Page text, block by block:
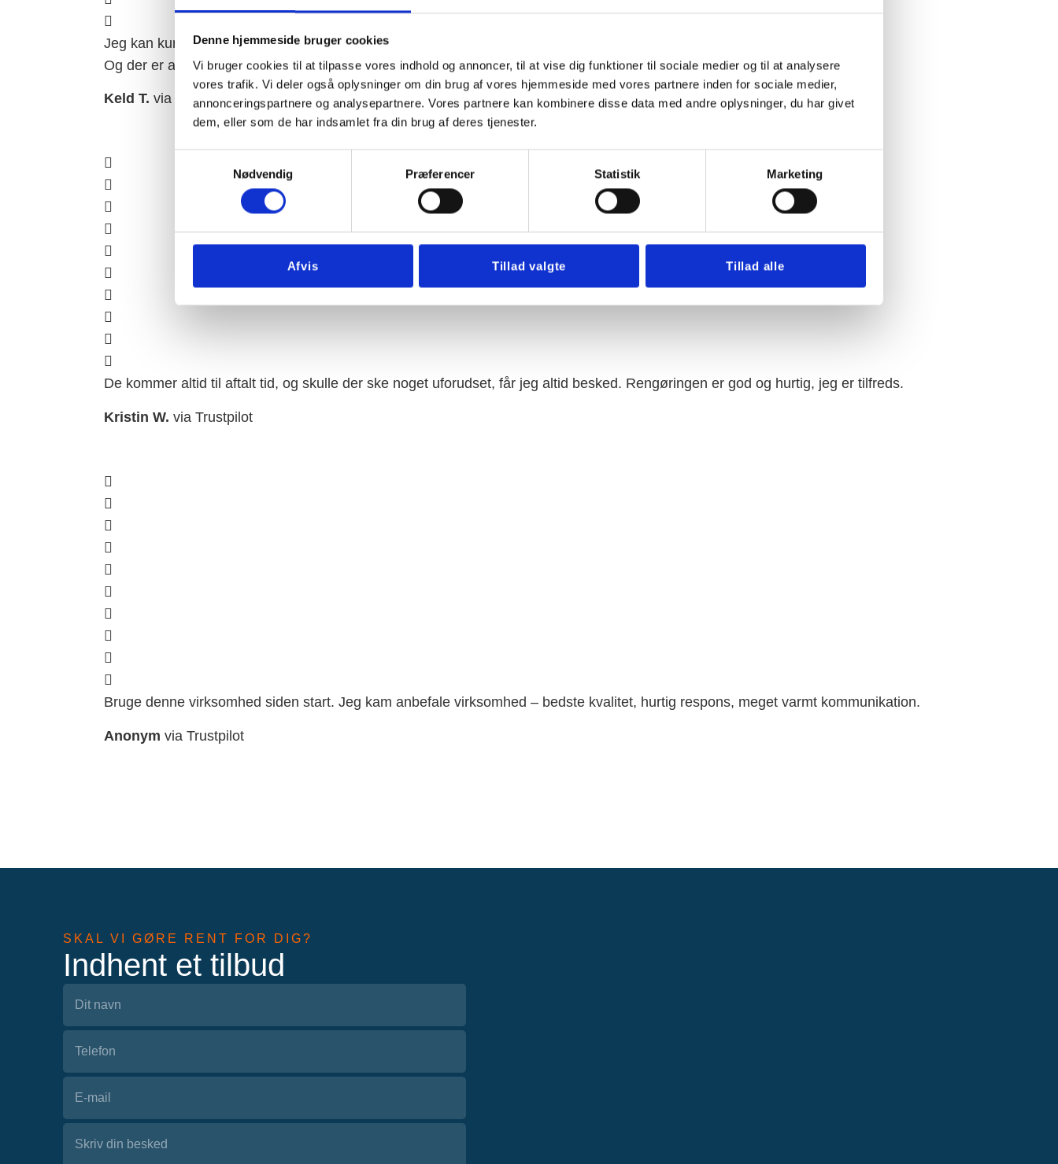
Denne hjemmeside bruger cookies
Vi bruger cookies til at tilpasse vores indhold og annoncer, til at vise dig funktioner til sociale medier og til at analysere
vores trafik. Vi deler også oplysninger om din brug af vores hjemmeside med vores partnere inden for sociale medier,
annonceringspartnere og analysepartnere. Vores partnere kan kombinere disse data med andre oplysninger, du har givet
dem, eller som de har indsamlet fra din brug af deres tjenester.
Nødvendig
Præferencer Statistik Marketing
Afvis Tillad valgte Tillad alle
Jeg kan kun på det varmeste anbefale rengøring fra Renitex. De kommer altid til tiden og udfører et glimrende arbejde.
Og der er altid hurtig og god kommunikation med kontoret mht evt ændringer fra min eller deres side.
Keld T. via Trustpilot
De kommer altid til aftalt tid, og skulle der ske noget uforudset, får jeg altid besked. Rengøringen er god og hurtig, jeg er tilfreds.
Kristin W. via Trustpilot
Bruge denne virksomhed siden start. Jeg kam anbefale virksomhed – bedste kvalitet, hurtig respons, meget varmt kommunikation.
Anonym via Trustpilot
SKAL VI GØRE RENT FOR DIG?
Indhent et tilbud